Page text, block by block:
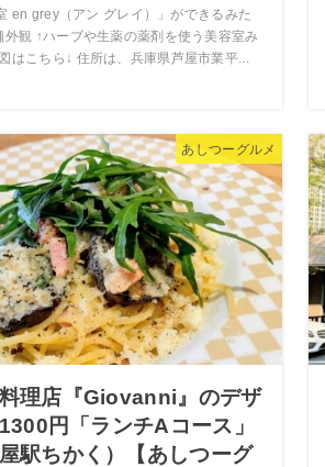
en grey（アン グレイ）」ができるみた
外観 ↑ハーブや生薬の薬剤を使う美容室み
はこちら↓ 住所は、兵庫県芦屋市業平...
あしつーグルメ
理店『Giovanni』のデザ
円「ランチAコース」
屋駅ちかく）【あしつーグ